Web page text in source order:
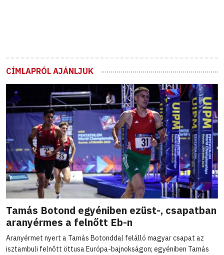
CÍMLAPRÓL AJÁNLJUK
Tamás Botond egyéniben ezüst-, csapatban
aranyérmes a felnőtt Eb-n
Aranyérmet nyert a Tamás Botonddal felálló magyar csapat az
isztambuli felnőtt öttusa Európa-bajnokságon; egyéniben Tamás